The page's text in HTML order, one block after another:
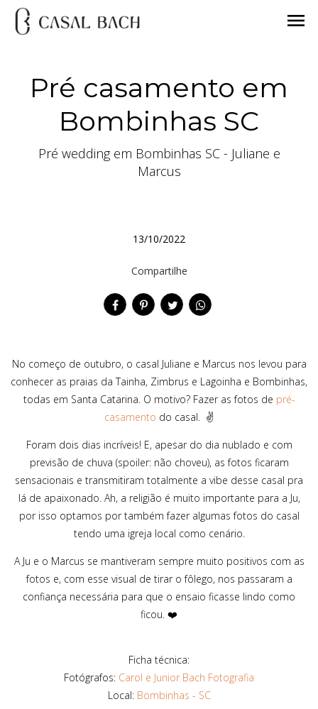
menu
Pré casamento em
Bombinhas SC
Pré wedding em Bombinhas SC - Juliane e
Marcus
13/10/2022
Compartilhe
No começo de outubro, o casal Juliane e Marcus nos levou para
conhecer as praias da Tainha, Zimbrus e Lagoinha e Bombinhas,
todas em Santa Catarina. O motivo? Fazer as fotos de pré-
casamento do casal. ✌
Foram dois dias incríveis! E, apesar do dia nublado e com
previsão de chuva (spoiler: não choveu), as fotos ficaram
sensacionais e transmitiram totalmente a vibe desse casal pra
lá de apaixonado. Ah, a religião é muito importante para a Ju,
por isso optamos por também fazer algumas fotos do casal
tendo uma igreja local como cenário.
A Ju e o Marcus se mantiveram sempre muito positivos com as
fotos e, com esse visual de tirar o fôlego, nos passaram a
confiança necessária para que o ensaio ficasse lindo como
ficou. ❤️
Ficha técnica:
Fotógrafos: Carol e Junior Bach Fotografia
Local: Bombinhas - SC